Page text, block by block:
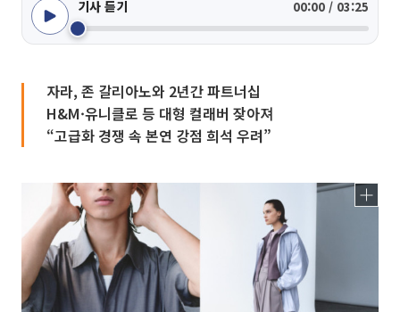
기사 듣기 00:00 / 03:25
자라, 존 갈리아노와 2년간 파트너십
H&M·유니클로 등 대형 컬래버 잦아져
“고급화 경쟁 속 본연 강점 희석 우려”